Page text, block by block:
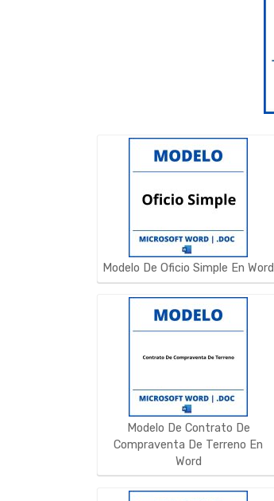
Modelo De Oficio Simple En Word
Modelo De Contrato De
Compraventa De Terreno En
Word